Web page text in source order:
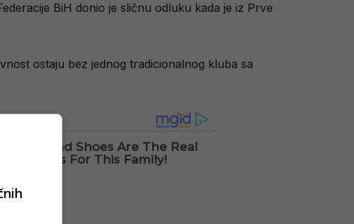
BiH donio je sličnu odluku kada je iz Prve
ostaju bez jednog tradicionalnog kluba sa